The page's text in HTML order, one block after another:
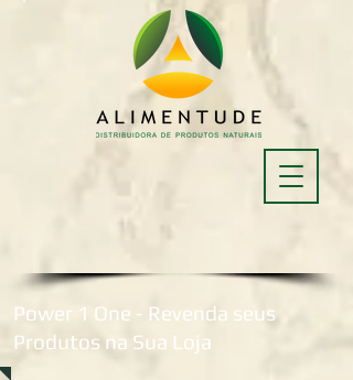
Power 1 One - Revenda seus
Produtos na Sua Loja